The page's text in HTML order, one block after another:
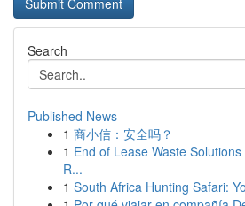
Search
Published News
1 商小信：安全吗？
1 End of Lease Waste
R...
1 South Africa Hunting Safari: